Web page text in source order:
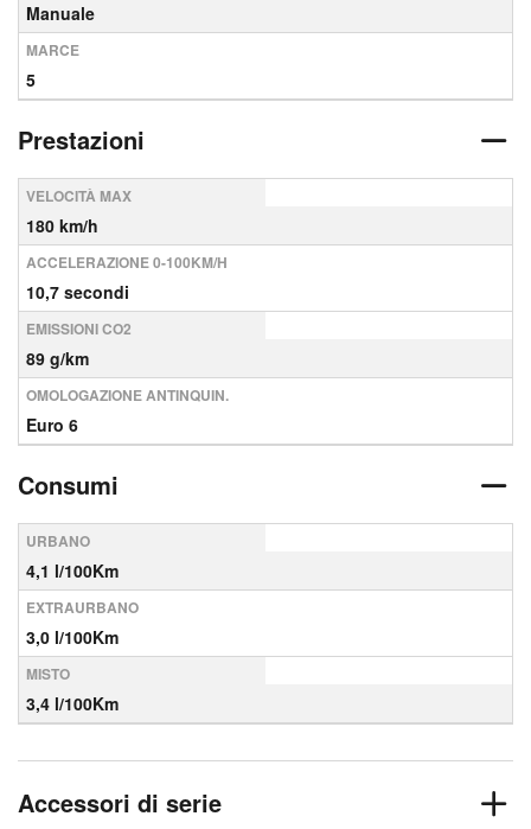
Manuale
MARCE
5
Prestazioni
VELOCITÀ MAX
180 km/h
ACCELERAZIONE 0-100KM/H
10,7 secondi
EMISSIONI CO2
89 g/km
OMOLOGAZIONE ANTINQUIN.
Euro 6
Consumi
URBANO
4,1 l/100Km
EXTRAURBANO
3,0 l/100Km
MISTO
3,4 l/100Km
Accessori di serie